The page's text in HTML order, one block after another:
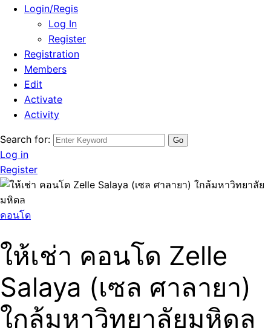
Login/Regis
Log In
Register
Registration
Members
Edit
Activate
Activity
Search for:
Log in
Register
คอนโด
ให้เช่า คอนโด Zelle
Salaya (เซล ศาลายา)
ใกล้มหาวิทยาลัยมหิดล